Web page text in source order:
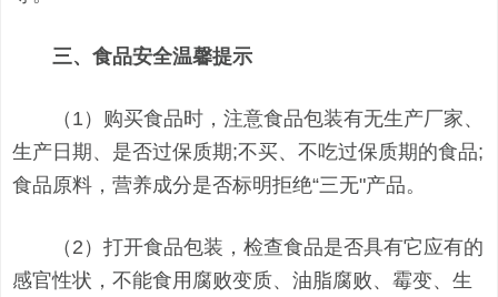
三、食品安全温馨提示
（1）购买食品时，注意食品包装有无生产厂家、
生产日期、是否过保质期;不买、不吃过保质期的食品;
食品原料，营养成分是否标明拒绝“三无"产品。
（2）打开食品包装，检查食品是否具有它应有的
感官性状，不能食用腐败变质、油脂腐败、霉变、生